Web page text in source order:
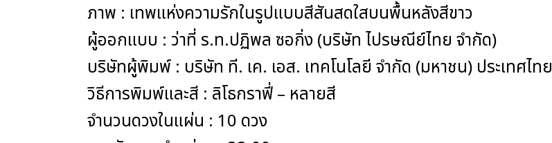
ภาพ : เทพแห่งความรักในรูปแบบสีสันสดใสบนพื้นหลังสีขาว
ผู้ออกแบบ : ว่าที่ ร.ท.ปฏิพล ซอกิ่ง (บริษัท ไปรษณีย์ไทย จำกัด)
บริษัทผู้พิมพ์ : บริษัท ที. เค. เอส. เทคโนโลยี จำกัด (มหาชน) ประเทศไทย
วิธีการพิมพ์และสี : ลิโธกราฟี่ – หลายสี
จำนวนดวงในแผ่น : 10 ดวง